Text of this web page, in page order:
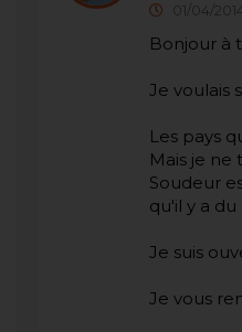
01/04/
Bonjour à
Je voulais
Les pays
Mais je
Soudeur
qu'il y a
Je suis
Je vous